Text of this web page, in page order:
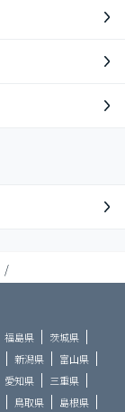
/
福島県
茨城県
新潟県
富山県
愛知県
三重県
鳥取県 島根県